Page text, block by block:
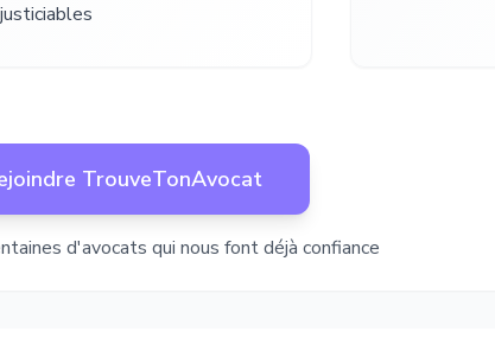
justiciables
TrouveTonAvocat
d'avocats qui nous font déjà confiance